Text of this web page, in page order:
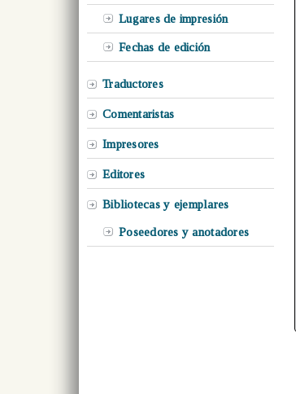
Lugares de impresión
Fechas de edición
Traductores
Comentaristas
Impresores
Editores
Bibliotecas y ejemplares
Poseedores y anotadores